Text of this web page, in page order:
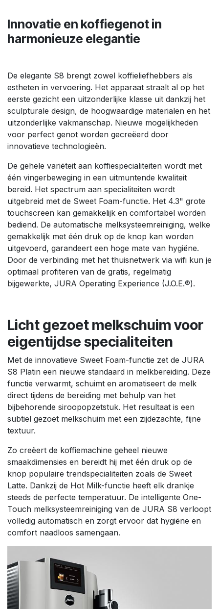
Innovatie en koffiegenot in
harmonieuze elegantie
De elegante S8 brengt zowel koffieliefhebbers als
estheten in vervoering. Het apparaat straalt al op het
eerste gezicht een uitzonderlijke klasse uit dankzij het
sculpturale design, de hoogwaardige materialen en het
uitzonderlijke vakmanschap. Nieuwe mogelijkheden
voor perfect genot worden gecreëerd door
innovatieve technologieën.
De gehele variëteit aan koffiespecialiteiten wordt met
één vingerbeweging in een uitmuntende kwaliteit
bereid. Het spectrum aan specialiteiten wordt
uitgebreid met de Sweet Foam-functie. Het 4.3" grote
touchscreen kan gemakkelijk en comfortabel worden
bediend. De automatische melksysteemreiniging, welke
gemakkelijk met één druk op de knop kan worden
uitgevoerd, garandeert een hoge mate van hygiëne.
Door de verbinding met het thuisnetwerk via wifi kun je
optimaal profiteren van de gratis, regelmatig
bijgewerkte, JURA Operating Experience (J.O.E.®).
Licht gezoet melkschuim voor
eigentijdse specialiteiten
Met de innovatieve Sweet Foam-functie zet de JURA
S8 Platin een nieuwe standaard in melkbereiding. Deze
functie verwarmt, schuimt en aromatiseert de melk
direct tijdens de bereiding met behulp van het
bijbehorende siroopopzetstuk. Het resultaat is een
subtiel gezoet melkschuim met een zijdezachte, fijne
textuur.
Zo creëert de koffiemachine geheel nieuwe
smaakdimensies en bereidt hij met één druk op de
knop populaire trendspecialiteiten zoals de Sweet
Latte. Dankzij de Hot Milk-functie heeft elk drankje
steeds de perfecte temperatuur. De intelligente One-
Touch melksysteemreiniging van de JURA S8 verloopt
volledig automatisch en zorgt ervoor dat hygiëne en
comfort naadloos samengaan.